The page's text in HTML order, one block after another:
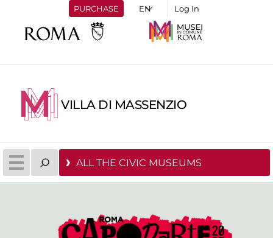
PURCHASE Log In
VILLA DI MASSENZIO
ALL THE CIVIC MUSEUMS